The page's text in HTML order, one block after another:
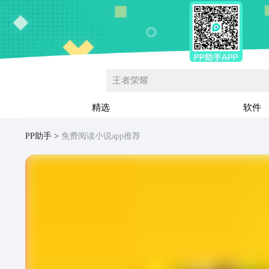
王者荣耀
精选 软件
PP助手 免费阅读小说app推荐